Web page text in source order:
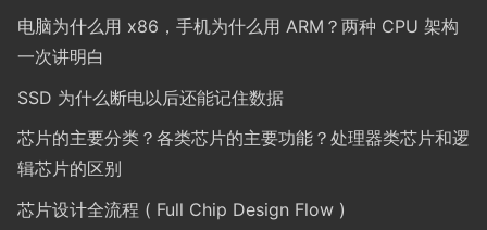
电脑为什么用 x86，手机为什么用 ARM？两种 CPU 架构
一次讲明白
SSD 为什么断电以后还能记住数据
芯片的主要分类？各类芯片的主要功能？处理器类芯片和逻
辑芯片的区别
芯片设计全流程 ( Full Chip Design Flow )